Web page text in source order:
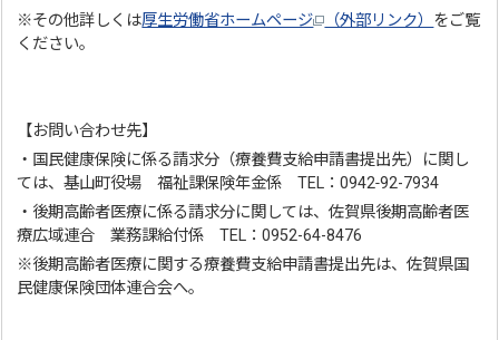
※その他詳しくは厚生労働省ホームページ （外部リンク） をご覧
ください。
【お問い合わせ先】
・国民健康保険に係る請求分（療養費支給申請書提出先）に関し
ては、基山町役場 福祉課保険年金係 TEL：0942‐92-7934
・後期高齢者医療に係る請求分に関しては、佐賀県後期高齢者医
療広域連合 業務課給付係 TEL：0952-64-8476
※後期高齢者医療に関する療養費支給申請書提出先は、佐賀県国
民健康保険団体連合会へ。